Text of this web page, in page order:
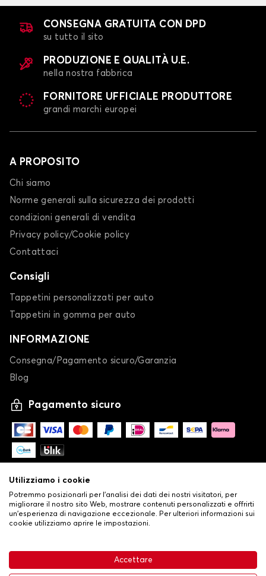
CONSEGNA GRATUITA CON DPD
su tutto il sito
PRODUZIONE E QUALITÀ U.E.
nella nostra fabbrica
FORNITORE UFFICIALE PRODUTTORE
grandi marchi europei
A PROPOSITO
Chi siamo
Norme generali sulla sicurezza dei prodotti
condizioni generali di vendita
Privacy policy/Cookie policy
Contattaci
Consigli
Tappetini personalizzati per auto
Tappetini in gomma per auto
INFORMAZIONE
Consegna/Pagamento sicuro/Garanzia
Blog
Pagamento sicuro
Condizioni generali di vendita•
Politica sulla privacy e sui cookie•Livraison
Utilizziamo i cookie
Potremmo posizionarli per l'analisi dei dati dei nostri visitatori, per
migliorare il nostro sito Web, mostrare contenuti personalizzati e offrirti
un'esperienza di navigazione eccezionale. Per ulteriori informazioni sui
cookie utilizziamo aprire le impostazioni.
Accettare